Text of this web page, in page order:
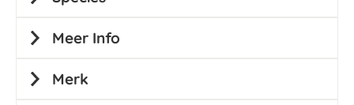
Meer Info
Merk